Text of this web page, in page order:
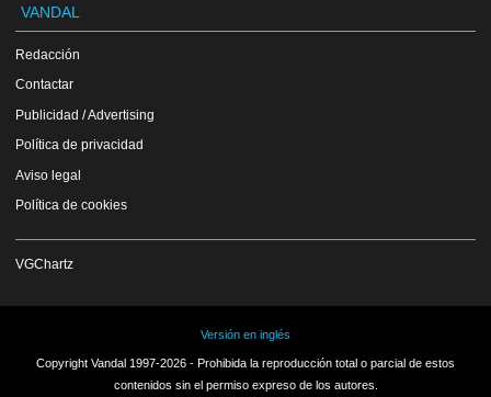
VANDAL
Redacción
Contactar
Publicidad / Advertising
Política de privacidad
Aviso legal
Política de cookies
VGChartz
Versión en inglés
Copyright Vandal 1997-2026 - Prohibida la reproducción total o parcial de estos
contenidos sin el permiso expreso de los autores.